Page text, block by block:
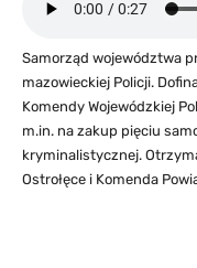
Samorząd województwa
mazowieckiej Policji.
Komendy Wojewódzkiej
m.in. na zakup pięciu
kryminalistycznej.
Ostrołęce i Komenda